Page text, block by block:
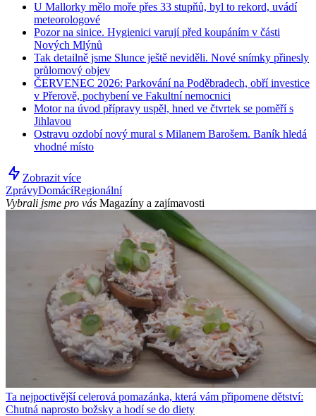
U Mallorky mělo moře přes 33 stupňů, byl to rekord, uvádí
meteorologové
Pozor na sinice. Hygienici varují před koupáním v části
Nových Mlýnů
Tak detailně jsme Slunce ještě neviděli. Nové snímky přinesly
průlomový objev
ČERVENEC 2026: Parkování na Poděbradech, obří investice
v Přerově, pochybení ve Fakultní nemocnici
Motor na úvod přípravy uspěl, hned ve čtvrtek se poměří s
Jihlavou
Ostravu ozdobí nový mural s Milanem Barošem. Baník hledá
vhodné místo
Zobrazit více
ZprávyDomácíRegionální
Vybrali jsme pro vás Magazíny a zajímavosti
Ta nejpoctivější celerová pomazánka, která vám připomene dětství:
Chutná naprosto božsky a hodí se do diety